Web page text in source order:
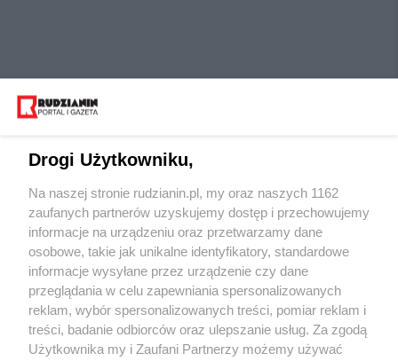
Wydawca mediów lokalnych
Nie zapomnij
zapoznać się z:
polityką prywatności regulamin korzystania z portali
Twojemiasto Skontaktuj sięz nami
Drogi Użytkowniku,
Na naszej stronie rudzianin.pl, my oraz naszych 1162
zaufanych partnerów uzyskujemy dostęp i przechowujemy
informacje na urządzeniu oraz przetwarzamy dane
osobowe, takie jak unikalne identyfikatory, standardowe
informacje wysyłane przez urządzenie czy dane
przeglądania w celu zapewniania spersonalizowanych
reklam, wybór spersonalizowanych treści, pomiar reklam i
treści, badanie odbiorców oraz ulepszanie usług. Za zgodą
Użytkownika my i Zaufani Partnerzy możemy używać